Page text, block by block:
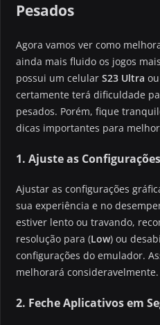
Pesados
Agora vamos ver como
ainda mais fluido os jogos
possui um celular S23 Ultra
certamente terá dificuldade
pesados. Porém, fique
dicas importantes para
1. Ajuste as
Ajustar as configurações
sua experiência e no
estiver lento ou travando,
resolução para (Low) ou
configurações do emulador.
melhorará consideravelmente.
2. Feche Aplicativos em